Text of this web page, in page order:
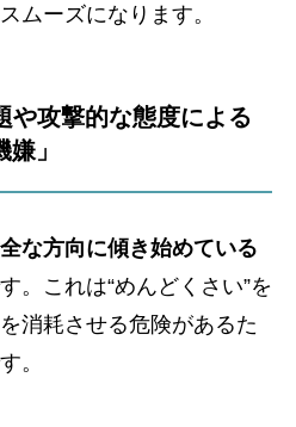
ムーズになります。
や攻撃的な態度による
」
な方向に傾き始めている
。これは“めんどくさい”を
消耗させる危険があるた
。